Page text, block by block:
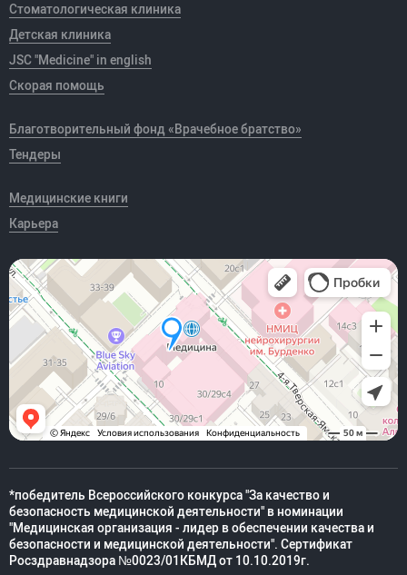
Стоматологическая клиника
Детская клиника
JSC "Medicine" in english
Скорая помощь
Благотворительный фонд «Врачебное братство»
Тендеры
Медицинские книги
Карьера
*победитель Всероссийского конкурса "За качество и
безопасность медицинской деятельности" в номинации
"Медицинская организация - лидер в обеспечении качества и
безопасности и медицинской деятельности". Сертификат
Росздравнадзора №0023/01КБМД от 10.10.2019г.